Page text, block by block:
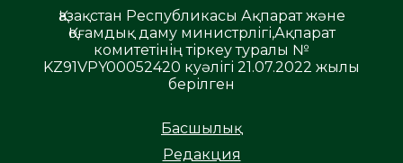
Қазақстан Республикасы Ақпарат және
Қоғамдық даму министрлігі,Ақпарат
комитетінің тіркеу туралы №
KZ91VPY00052420 куәлігі 21.07.2022 жылы
берілген
Басшылық
Редакция